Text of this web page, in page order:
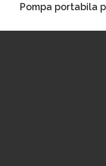
Pompa portabila